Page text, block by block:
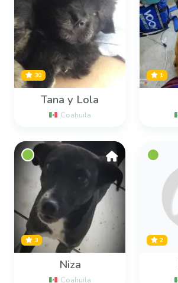
30
Tana y Lola
Coahuila
1
3
Niza
Coahuila
2